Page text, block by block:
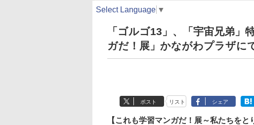
Select Language ▼
「ゴルゴ13」、「宇宙兄弟」
ガだ！展」かながわプラザに
ポスト リスト シェア
【これも学習マンガだ！展～私たちをと